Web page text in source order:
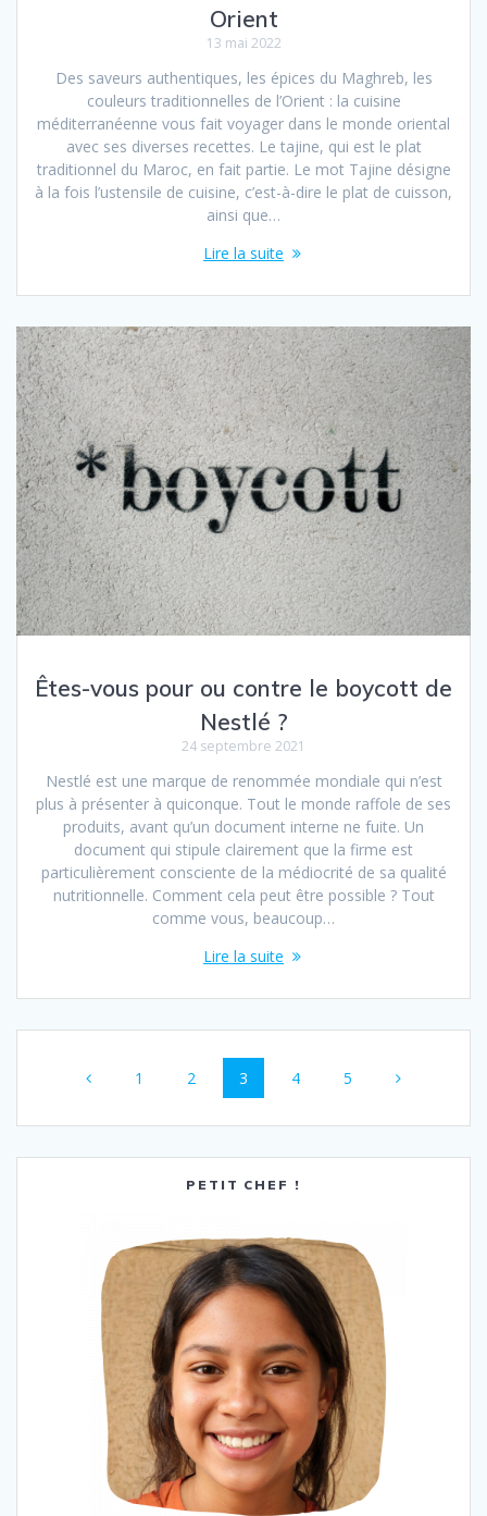
Orient
13 mai 2022
Des saveurs authentiques, les épices du Maghreb, les
couleurs traditionnelles de l’Orient : la cuisine
méditerranéenne vous fait voyager dans le monde oriental
avec ses diverses recettes. Le tajine, qui est le plat
traditionnel du Maroc, en fait partie. Le mot Tajine désigne
à la fois l’ustensile de cuisine, c’est-à-dire le plat de cuisson,
ainsi que…
Lire la suite
Êtes-vous pour ou contre le boycott de
Nestlé ?
24 septembre 2021
Nestlé est une marque de renommée mondiale qui n’est
plus à présenter à quiconque. Tout le monde raffole de ses
produits, avant qu’un document interne ne fuite. Un
document qui stipule clairement que la firme est
particulièrement consciente de la médiocrité de sa qualité
nutritionnelle. Comment cela peut être possible ? Tout
comme vous, beaucoup…
Lire la suite
articles
Page
1 Page
2 Page
3 Page
4 Page
5
PETIT CHEF !